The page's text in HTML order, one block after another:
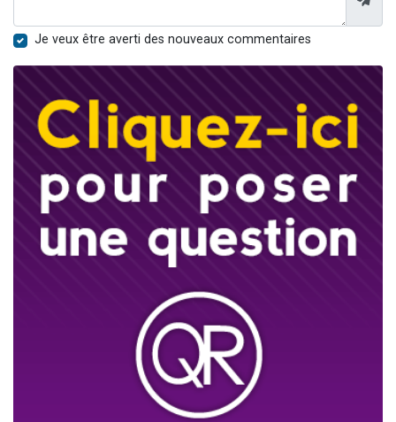
Je veux être averti des nouveaux commentaires